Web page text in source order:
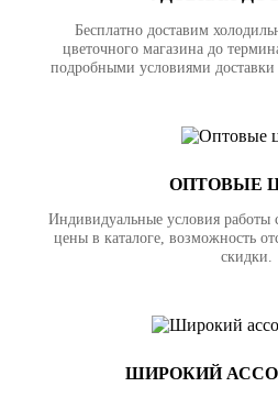
Бесплатно доставим
цветочного магазина до
подробными условиями доставки
ОПТОВЫЕ
Индивидуальные условия работы
цены в каталоге, возможность
скидки.
ШИРОКИЙ